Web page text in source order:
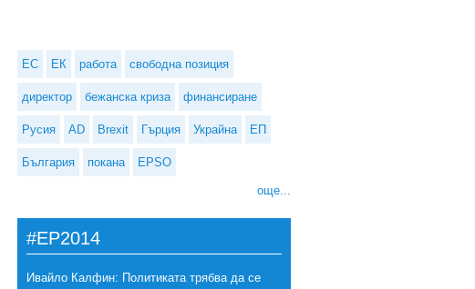
ЕС ЕК работа свободна позиция
директор бежанска криза финансиране
Русия AD Brexit Гърция Украйна ЕП
България покана EPSO
още...
#EP2014
Ивайло Калфин: Политиката трябва да се